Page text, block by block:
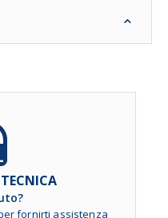
fornirti assistenza